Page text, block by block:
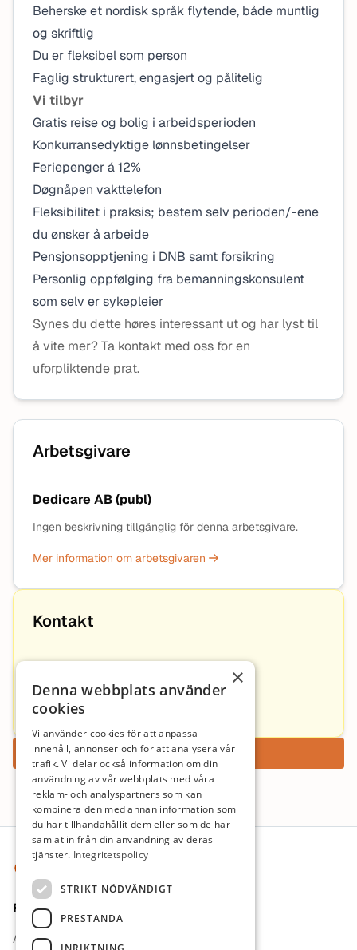
Beherske et nordisk språk flytende, både muntlig
og skriftlig
Du er fleksibel som person
Faglig strukturert, engasjert og pålitelig
Vi tilbyr
Gratis reise og bolig i arbeidsperioden
Konkurransedyktige lønnsbetingelser
Feriepenger á 12%
Døgnåpen vakttelefon
Fleksibilitet i praksis; bestem selv perioden/-ene
du ønsker å arbeide
Pensjonsopptjening i DNB samt forsikring
Personlig oppfølging fra bemanningskonsulent
som selv er sykepleier
Synes du dette høres interessant ut og har lyst til
å vite mer? Ta kontakt med oss for en
uforpliktende prat.
Arbetsgivare
Dedicare AB (publ)
Ingen beskrivning tillgänglig för denna arbetsgivare.
Mer information om arbetsgivaren
Kontakt
Rekruttering@dedicare.no
+4774804070
Ansök nu
Sidfot
För jobbsökande
Arbetsgivare
×
Denna webbplats använder
cookies
Vi använder cookies för att anpassa
innehåll, annonser och för att analysera vår
trafik. Vi delar också information om din
användning av vår webbplats med våra
reklam- och analyspartners som kan
kombinera den med annan information som
du har tillhandahållit dem eller som de har
samlat in från din användning av deras
tjänster. Integritetspolicy
STRIKT NÖDVÄNDIGT
PRESTANDA